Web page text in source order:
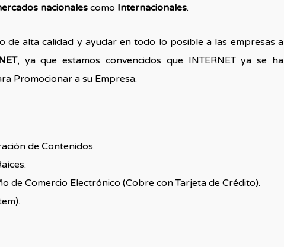
nacionalescomo Internacionales.
alta calidad y ayudar en todo lo posible a las empresas a
, ya que estamos convencidos que INTERNET ya se ha
Promocionar a su Empresa.
de Contenidos.
de Comercio Electrónico (Cobre con Tarjeta de Crédito).